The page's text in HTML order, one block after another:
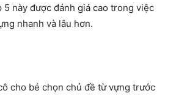
này được đánh giá cao trong việc
nhanh và lâu hơn.
cho bé chọn chủ đề từ vựng trước